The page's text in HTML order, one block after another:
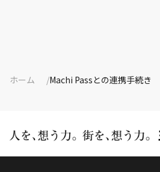
ホーム Machi Passとの連携手続き